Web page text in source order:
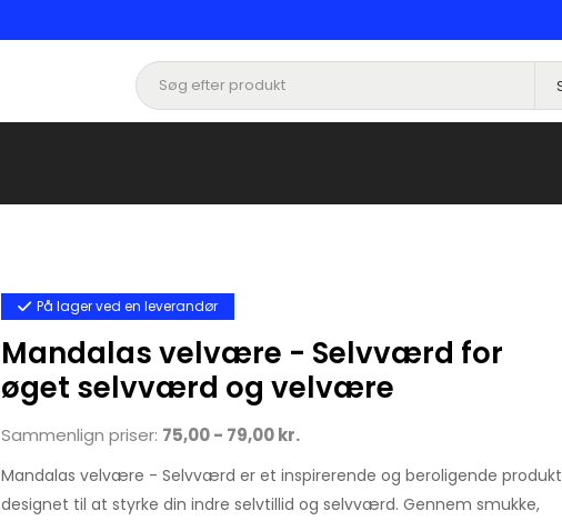
På lager ved en leverandør
Mandalas velvære - Selvværd for
øget selvværd og velvære
Sammenlign priser: 75,00 - 79,00 kr.
Mandalas velvære - Selvværd er et inspirerende og beroligende produkt
designet til at styrke din indre selvtillid og selvværd. Gennem smukke,